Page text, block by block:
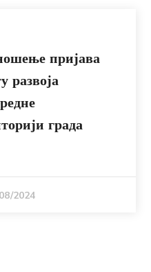
пријава
развоја
града
2024